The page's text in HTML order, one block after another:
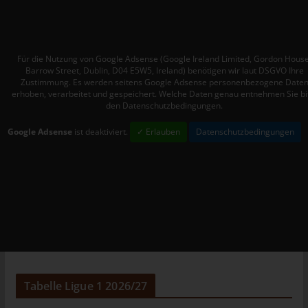
Für die Nutzung von Google Adsense (Google Ireland Limited, Gordon
Barrow Street, Dublin, D04 E5W5, Ireland) benötigen wir laut DSGVO Ihre
Zustimmung. Es werden seitens Google Adsense personenbezogene Daten
erhoben, verarbeitet und gespeichert. Welche Daten genau entnehmen Sie
den Datenschutzbedingungen.
Google Adsense ist deaktiviert. ✓ Erlauben Datenschutzbedingungen
Tabelle Ligue 1 2026/27
Behörde, Einrichtung oder andere Stelle, die personenbezogene
Daten im Auftrag des Verantwortlichen verarbeitet.
i) Empfänger
Einrichtung oder andere Stelle, der personenbezogene Daten
j) Dritter
Dritter ist eine natürliche oder juristische Person, Behörde,
Einrichtung oder andere Stelle außer der betroffenen Person,